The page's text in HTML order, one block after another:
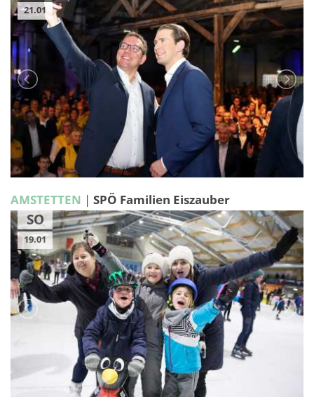
21.01
AMSTETTEN | SPÖ Familien Eiszauber
SO
19.01